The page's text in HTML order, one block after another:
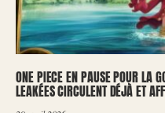
ONE PIECE EN PAUSE POUR LA
LEAKÉES CIRCULENT DÉJÀ ET